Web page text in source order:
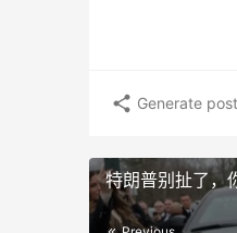
Generate
特朗普别扯了，